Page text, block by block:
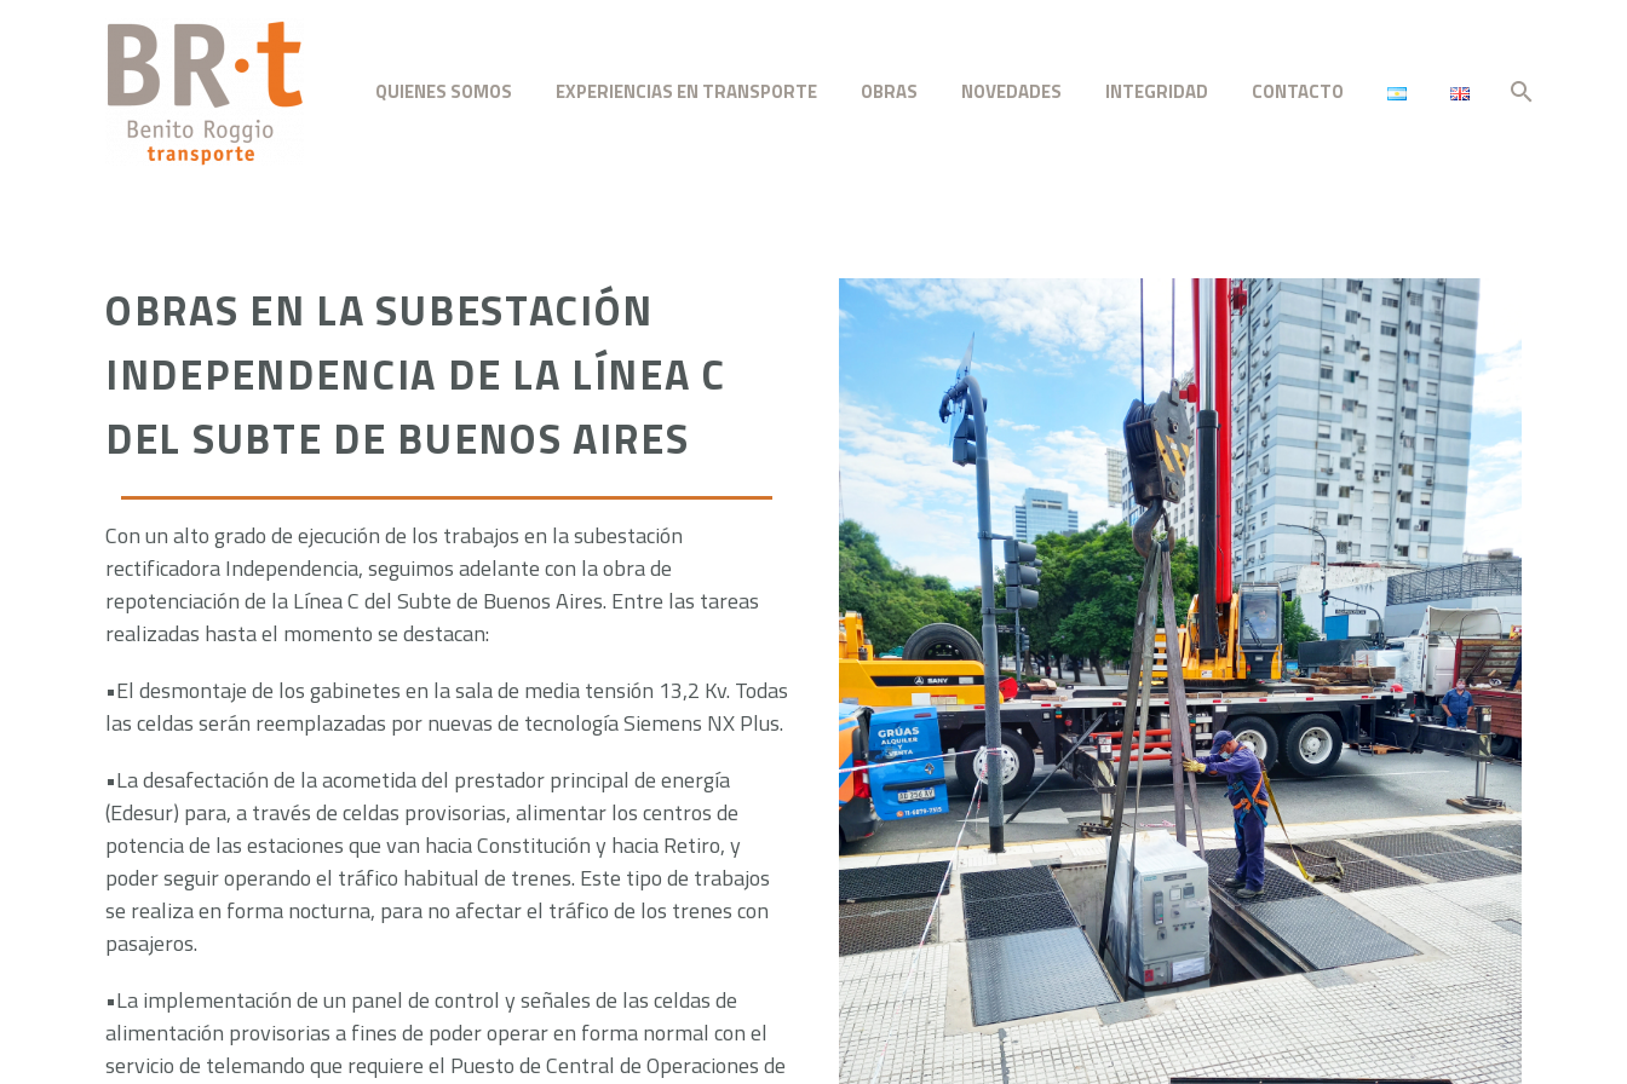
QUIENES SOMOS EXPERIENCIAS EN TRANSPORTE OBRAS NOVEDADES INTEGRIDAD CONTACTO
OBRAS EN LA SUBESTACIÓN
INDEPENDENCIA DE LA LÍNEA C
DEL SUBTE DE BUENOS AIRES
Con un alto grado de ejecución de los trabajos en la subestación
rectificadora Independencia, seguimos adelante con la obra de
repotenciación de la Línea C del Subte de Buenos Aires. Entre las tareas
realizadas hasta el momento se destacan:
•El desmontaje de los gabinetes en la sala de media tensión 13,2 Kv. Todas
las celdas serán reemplazadas por nuevas de tecnología Siemens NX Plus.
•La desafectación de la acometida del prestador principal de energía
(Edesur) para, a través de celdas provisorias, alimentar los centros de
potencia de las estaciones que van hacia Constitución y hacia Retiro, y
poder seguir operando el tráfico habitual de trenes. Este tipo de trabajos
se realiza en forma nocturna, para no afectar el tráfico de los trenes con
pasajeros.
•La implementación de un panel de control y señales de las celdas de
alimentación provisorias a fines de poder operar en forma normal con el
servicio de telemando que requiere el Puesto de Central de Operaciones de